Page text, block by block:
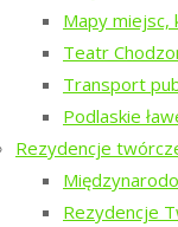
Mapy miejsc,
Teatr
Transport
Podlaskie
Rezydencje
Rezydencje
Tatarski –
Tatarski – spotkanie